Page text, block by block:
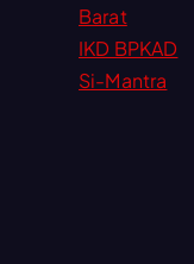
Barat
IKD BPKAD
Si-Mantra